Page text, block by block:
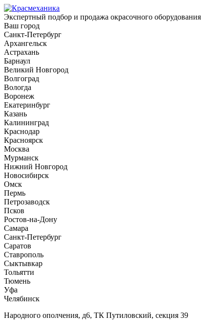
Экспертный подбор и продажа окрасочного оборудования
Ваш город
Санкт-Петербург
Архангельск
Астрахань
Барнаул
Великий Новгород
Волгоград
Вологда
Воронеж
Екатеринбург
Казань
Калининград
Краснодар
Красноярск
Москва
Мурманск
Нижний Новгород
Новосибирск
Омск
Пермь
Петрозаводск
Псков
Ростов-на-Дону
Самара
Санкт-Петербург
Саратов
Ставрополь
Сыктывкар
Тольятти
Тюмень
Уфа
Челябинск
Народного ополчения, д6, ТК Путиловский, секция 39